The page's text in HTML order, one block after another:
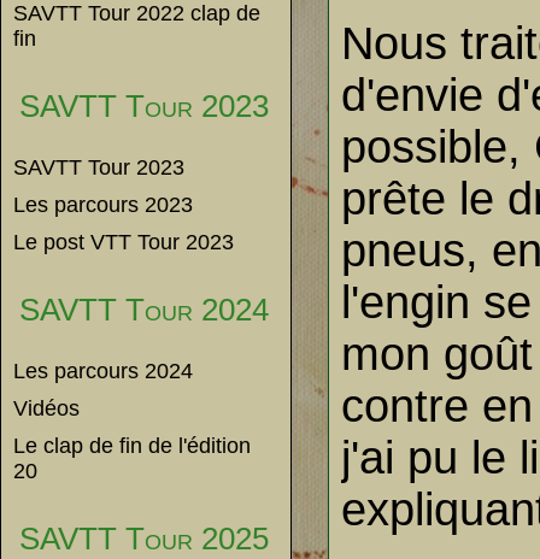
SAVTT Tour 2022 clap de
fin
SAVTT Tour 2023
SAVTT Tour 2023
Les parcours 2023
Le post VTT Tour 2023
SAVTT Tour 2024
Les parcours 2024
Vidéos
Le clap de fin de l'édition
20
SAVTT Tour 2025
Nous
d'envie
possible,
prête le
pneus,
l'engin
mon
contre
j'ai pu le